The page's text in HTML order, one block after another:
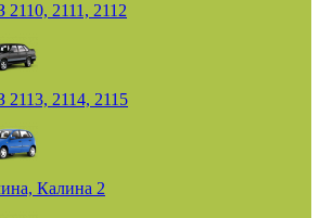
2110, 2111, 2112
2113, 2114, 2115
Калина 2